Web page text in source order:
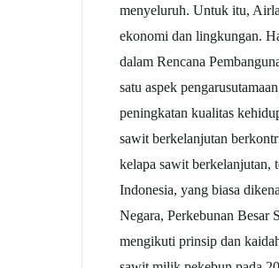
menyeluruh. Untuk itu,
ekonomi dan lingkungan.
dalam Rencana
satu aspek
peningkatan kualitas
sawit berkelanjutan
kelapa sawit berkelanjutan,
Indonesia, yang biasa
Negara, Perkebunan Besar
mengikuti prinsip dan